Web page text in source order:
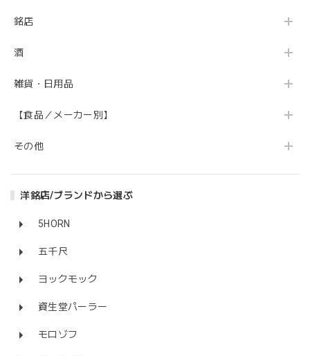
銘店
酒
雑貨・日用品
【食品／メーカー別】
その他
洋銘店/ブランドから選ぶ
5HORN
五千尺
ヨックモック
資生堂パーラー
モロゾフ